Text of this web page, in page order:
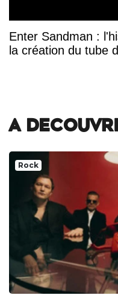
Enter Sandman :
la création du tube
A
Rock